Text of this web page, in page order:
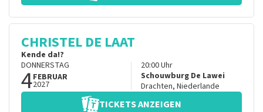
CHRISTEL DE LAAT
Kende da!?
DONNERSTAG
4FEBRUAR
2027
20:00Uhr
Schouwburg De Lawei
Drachten, Niederlande
TICKETS ANZEIGEN